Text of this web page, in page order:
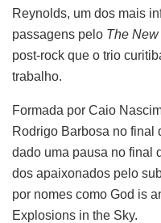
Reynolds, um dos mais
passagens pelo The
post-rock que o trio
trabalho.
Formada por Caio
Rodrigo Barbosa no final
dado uma pausa no final
dos apaixonados pelo
por nomes como God is
Explosions in the Sky.